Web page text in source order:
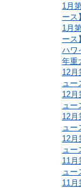
1月
ース】
1月
ース】
ハワ
年重
12月
ュー
12月
ュー
12月
ュー
12月
ュー
11月
ュー
11月